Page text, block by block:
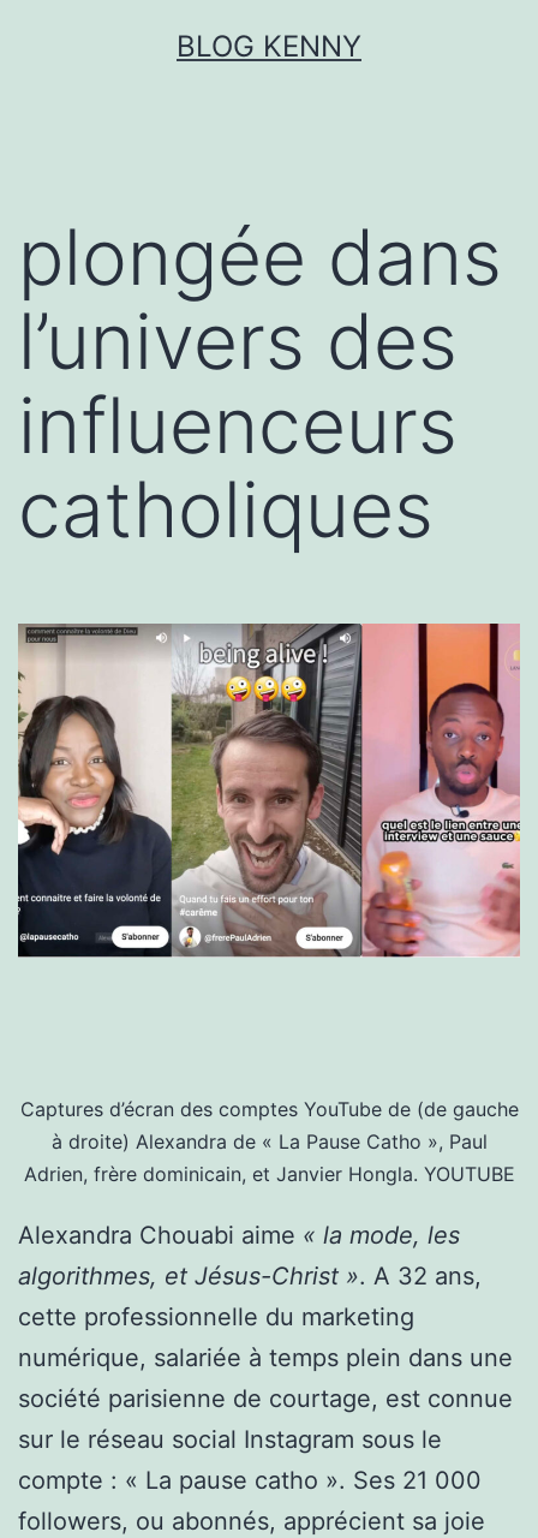
BLOG KENNY
plongée dans
l’univers des
influenceurs
catholiques
Captures d’écran des comptes YouTube de (de gauche
à droite) Alexandra de « La Pause Catho », Paul
Adrien, frère dominicain, et Janvier Hongla. YOUTUBE
Alexandra Chouabi aime « la mode, les
algorithmes, et Jésus-Christ ». A 32 ans,
cette professionnelle du marketing
numérique, salariée à temps plein dans une
société parisienne de courtage, est connue
sur le réseau social Instagram sous le
compte : « La pause catho ». Ses 21 000
followers, ou abonnés, apprécient sa joie